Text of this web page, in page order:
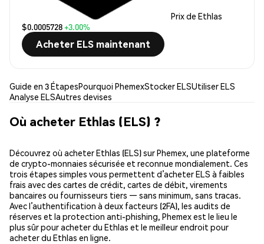
Prix de Ethlas
$0.0005728+3.00%
Acheter ELS maintenant
Guide en 3 ÉtapesPourquoi PhemexStocker ELSUtiliser ELS
Analyse ELSAutres devises
Où acheter Ethlas (ELS) ?
Découvrez où acheter Ethlas (ELS) sur Phemex, une plateforme
de crypto-monnaies sécurisée et reconnue mondialement. Ces
trois étapes simples vous permettent d’acheter ELS à faibles
frais avec des cartes de crédit, cartes de débit, virements
bancaires ou fournisseurs tiers — sans minimum, sans tracas.
Avec l’authentification à deux facteurs (2FA), les audits de
réserves et la protection anti-phishing, Phemex est le lieu le
plus sûr pour acheter du Ethlas et le meilleur endroit pour
acheter du Ethlas en ligne.